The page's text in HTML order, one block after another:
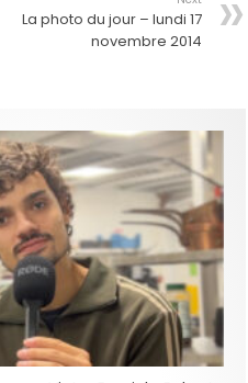
La photo du jour – lundi 17
novembre 2014